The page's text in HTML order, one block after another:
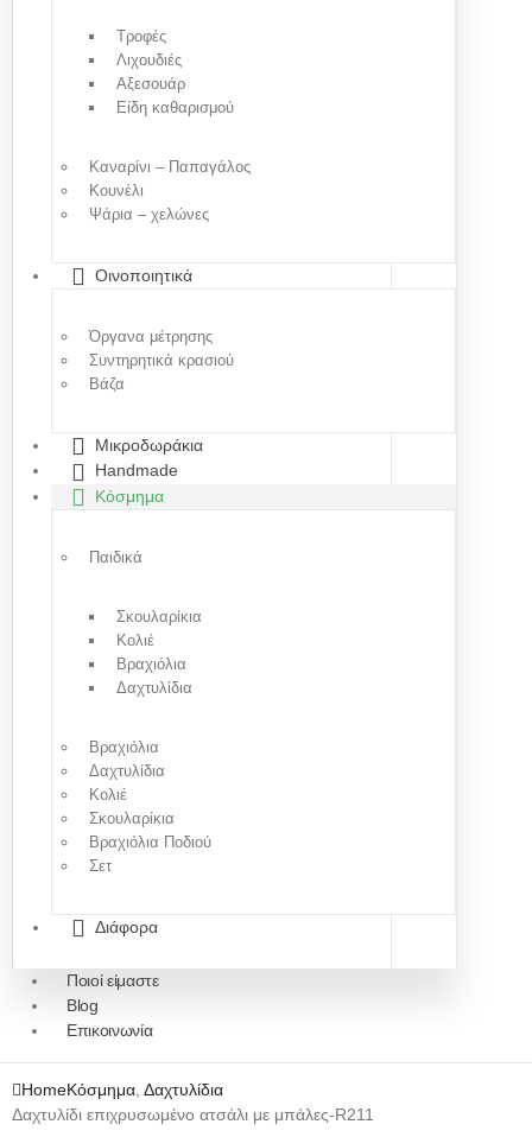
Τροφές
Λιχουδιές
Αξεσουάρ
Είδη καθαρισμού
Καναρίνι – Παπαγάλος
Κουνέλι
Ψάρια – χελώνες
Οινοποιητικά
Όργανα μέτρησης
Συντηρητικά κρασιού
Βάζα
Μικροδωράκια
Handmade
Κόσμημα
Παιδικά
Σκουλαρίκια
Κολιέ
Βραχιόλια
Δαχτυλίδια
Βραχιόλια
Δαχτυλίδια
Κολιέ
Σκουλαρίκια
Βραχιόλια Ποδιού
Σετ
Διάφορα
Ποιοί είμαστε
Blog
Επικοινωνία
HomeΚόσμημα, Δαχτυλίδια
Δαχτυλίδι επιχρυσωμένο ατσάλι με μπάλες-R211